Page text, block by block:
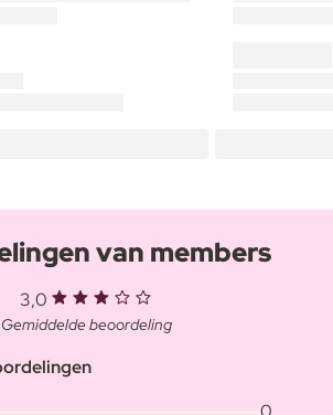
van members
3,0
Gemiddelde beoordeling